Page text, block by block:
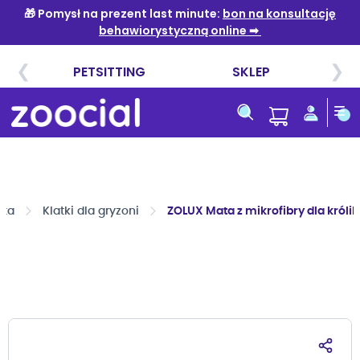
do
treści
Klatki dla gryzoni ZOLUX Mata z mikrofibry dla
Przejdź